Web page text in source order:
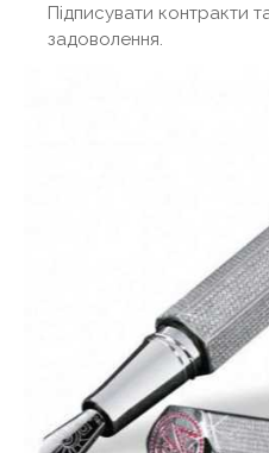
Підписувати контракти
задоволення.